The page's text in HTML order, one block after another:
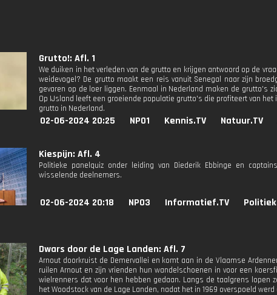
Grutto!: Afl. 1
We duiken in het verleden van de grutto en krijgen antwoord op de
weidevogel? De grutto maakt een reis vanuit Senegal naar zijn
gevaren op de loer liggen. Eenmaal in Nederland maken de grutto's
Op IJsland leeft een groeiende populatie grutto's die profiteert van
grutto in Nederland.
02-06-2024 20:25 NPO1 Kennis.TV Natuur.TV
Kiespijn: Afl. 4
Politieke panelquiz onder leiding van Diederik Ebbinge en
wisselende deelnemers.
02-06-2024 20:18 NPO3 Informatief.TV
Dwars door de Lage Landen: Afl. 7
Arnout doorkruist de Demervallei en komt aan in de Vlaamse
ruilen Arnout en zijn vrienden hun wandelschoenen in voor een
wielrenners dat voor hen hebben gedaan. Langs de taalgrens lopen
het Woodstock van de Lage Landen, nadat het in 1969 overspoeld